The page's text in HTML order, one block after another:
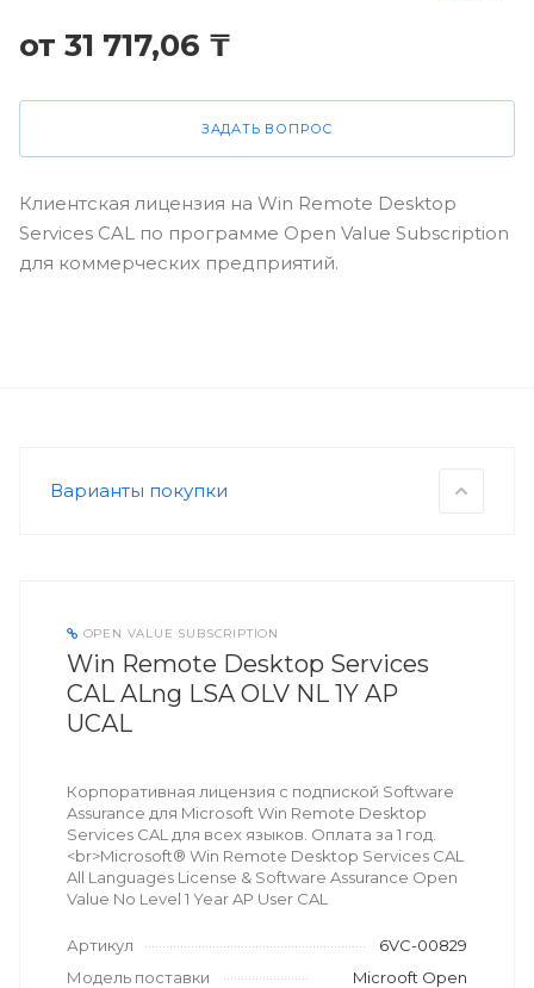
от 31 717,06 ₸
ЗАДАТЬ ВОПРОС
Клиентская лицензия на Win Remote Desktop
Services CAL по программе Open Value Subscription
для коммерческих предприятий.
Варианты покупки
OPEN VALUE SUBSCRIPTION
Win Remote Desktop Services
CAL ALng LSA OLV NL 1Y AP
UCAL
Корпоративная лицензия с подпиской Software
Assurance для Microsoft Win Remote Desktop
Services CAL для всех языков. Оплата за 1 год.
<br>Microsoft® Win Remote Desktop Services CAL
All Languages License & Software Assurance Open
Value No Level 1 Year AP User CAL
Артикул
6VC-00829
Модель поставки
Microoft Open